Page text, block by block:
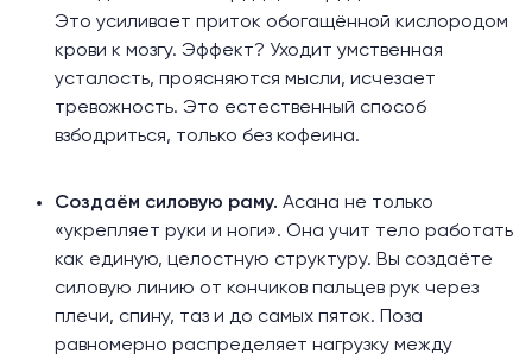
Это усиливает приток обогащённой кислородом
крови к мозгу. Эффект? Уходит умственная
усталость, проясняются мысли, исчезает
тревожность. Это естественный способ
взбодриться, только без кофеина.
Создаём силовую раму. Асана не только
«укрепляет руки и ноги». Она учит тело работать
как единую, целостную структуру. Вы создаёте
силовую линию от кончиков пальцев рук через
плечи, спину, таз и до самых пяток. Поза
равномерно распределяет нагрузку между